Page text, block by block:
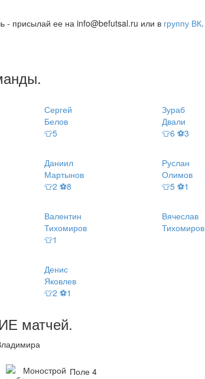
- присылай ее на info@befutsal.ru или в группу ВК.
.
Сергей
Белов
👕5
Зураб
Двали
👕6 ⚽3
Даниил
Мартынов
👕2 ⚽8
Руслан
Олимов
👕5 ⚽1
Валентин
Тихомиров
👕1
Вячеслав
Тихомиров
Денис
Яковлев
👕2 ⚽1
матчей.
Монострой Поле 4